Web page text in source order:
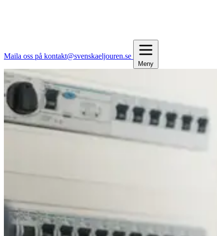
Maila oss på kontakt@svenskaeljouren.se
Meny